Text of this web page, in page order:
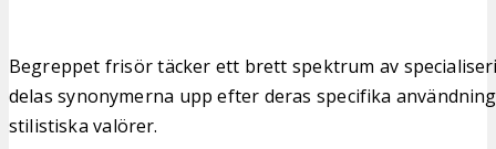
Begreppet frisör täcker ett brett spektrum av
delas synonymerna upp efter deras specifika
stilistiska valörer.